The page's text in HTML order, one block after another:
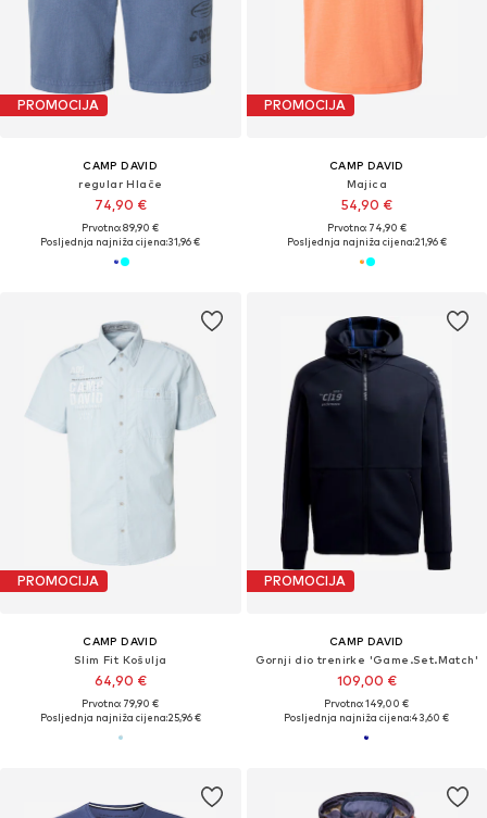
PROMOCIJA
CAMP DAVID
regular Hlače
74,90 €
Prvotno: 89,90 €
Posljednja najniža cijena:31,96 €
PROMOCIJA
CAMP DAVID
Majica
54,90 €
Prvotno: 74,90 €
Posljednja najniža cijena:21,96 €
PROMOCIJA
CAMP DAVID
Slim Fit Košulja
64,90 €
Prvotno: 79,90 €
Posljednja najniža cijena:25,96 €
PROMOCIJA
CAMP DAVID
Gornji dio trenirke 'Game.Set.Match'
109,00 €
Prvotno: 149,00 €
Posljednja najniža cijena:43,60 €